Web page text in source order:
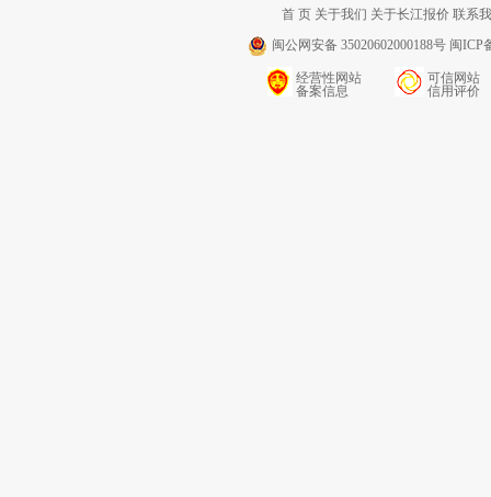
首 页 关于我们 关于长江报价 联系
闽公网安备 35020602000188号 闽ICP
经营性网站
备案信息
可信网站
信用评价